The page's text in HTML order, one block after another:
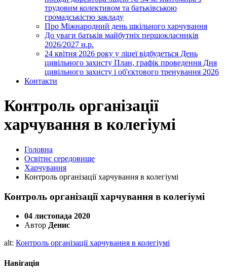
трудовим колективом та батьківською
громадськістю закладу
Про Міжнародний день шкільного харчування
До уваги батьків майбутніх першокласників
2026/2027 н.р.
24 квітня 2026 року у ліцеї відбудеться День
цивільного захисту План, графік проведення Дня
цивільного захисту і об'єктового тренування 2026
Контакти
Контроль організації
харчування в колегіумі
Головна
Освітнє середовище
Харчування
Контроль організації харчування в колегіумі
Контроль організації харчування в колегіумі
04 листопада 2020
Автор Денис
alt: Контроль організації харчування в колегіумі
Навігація